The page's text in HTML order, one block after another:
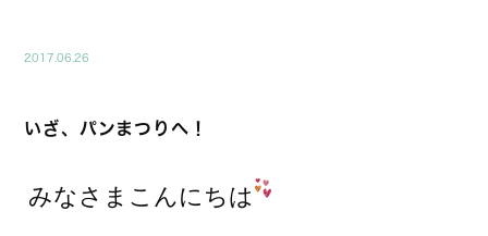
2017.06.26
いざ、パンまつりへ！
みなさまこんにちは